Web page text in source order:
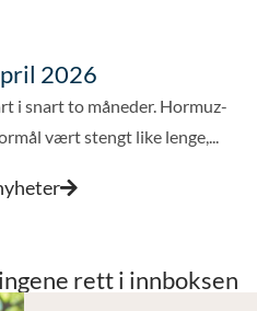
2026
i snart to måneder. Hormuz-
vært stengt like lenge,...
rett i innboksen